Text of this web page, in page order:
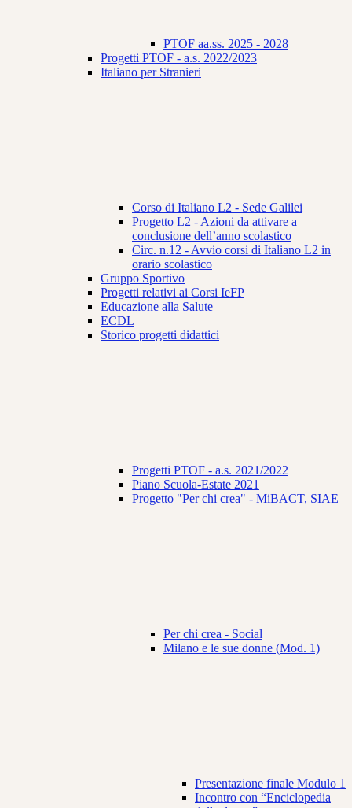
PTOF aa.ss. 2025 - 2028
Progetti PTOF - a.s. 2022/2023
Italiano per Stranieri
Corso di Italiano L2 - Sede Galilei
Progetto L2 - Azioni da attivare a
conclusione dell’anno scolastico
Circ. n.12 - Avvio corsi di Italiano L2 in
orario scolastico
Gruppo Sportivo
Progetti relativi ai Corsi IeFP
Educazione alla Salute
ECDL
Storico progetti didattici
Progetti PTOF - a.s. 2021/2022
Piano Scuola-Estate 2021
Progetto "Per chi crea" - MiBACT, SIAE
Per chi crea - Social
Milano e le sue donne (Mod. 1)
Presentazione finale Modulo 1
Incontro con “Enciclopedia